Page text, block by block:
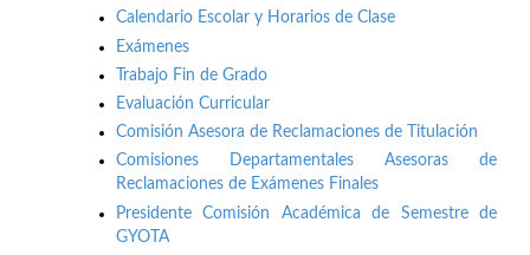
Calendario Escolar y Horarios de Clase
Exámenes
Trabajo Fin de Grado
Evaluación Curricular
Comisión Asesora de Reclamaciones de Titulación
Comisiones Departamentales Asesoras de
Reclamaciones de Exámenes Finales
Presidente Comisión Académica de Semestre de
GYOTA